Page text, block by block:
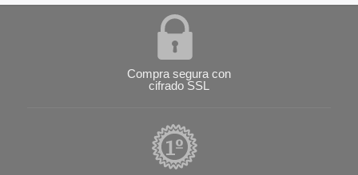
Compra segura con
cifrado SSL